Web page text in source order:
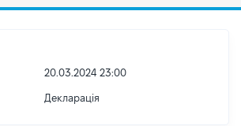
20.03.2024 23:00
Декларація